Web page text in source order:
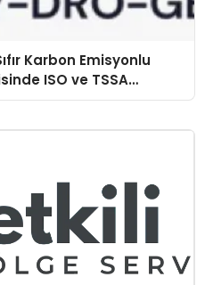
Karbon Emisyonlu
ISO ve TSSA